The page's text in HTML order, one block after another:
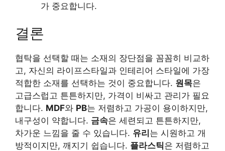
가 중요합니다.
결론
협탁을 선택할 때는 소재의 장단점을 꼼꼼히 비교하
고, 자신의 라이프스타일과 인테리어 스타일에 가장
적합한 소재를 선택하는 것이 중요합니다. 원목은
고급스럽고 튼튼하지만, 가격이 비싸고 관리가 필요
합니다. MDF와 PB는 저렴하고 가공이 용이하지만,
내구성이 약합니다. 금속은 세련되고 튼튼하지만,
차가운 느낌을 줄 수 있습니다. 유리 는 시원하고 개
방적이지만, 깨지기 쉽습니다. 플라스틱은 저렴하고